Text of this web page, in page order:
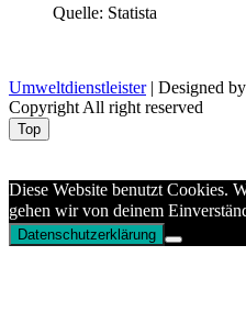
Quelle: Statista
Umweltdienstleister| Designed
Copyright All right reserved
Top
Diese Website benutzt Cookies.
gehen wir von deinem
Datenschutzerklärung